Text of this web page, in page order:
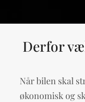
Derfor
Når bilen skal
økonomisk og